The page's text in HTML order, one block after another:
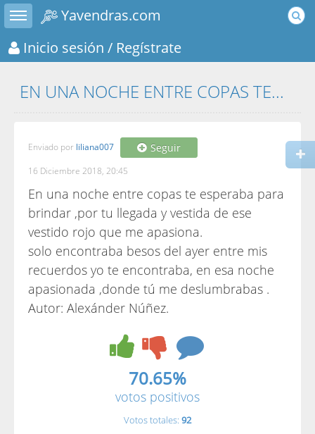
Toggle sidebar
Yavendras.com
Inicio sesión / Regístrate
EN UNA NOCHE ENTRE COPAS TE...
Enviado por liliana007 Seguir
16 Diciembre 2018, 20:45
En una noche entre copas te esperaba para
brindar ,por tu llegada y vestida de ese
vestido rojo que me apasiona.
solo encontraba besos del ayer entre mis
recuerdos yo te encontraba, en esa noche
apasionada ,donde tú me deslumbrabas .
Autor: Alexánder Núñez.
70.65%
votos positivos
Votos totales: 92